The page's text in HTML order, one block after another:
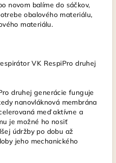
novom balíme do sáčkov,
obalového materiálu,
materiálu.
VK RespiPro druhej
druhej generácie funguje
nanovláknová membrána
meď aktívne a
je možné ho nosiť
údržby po dobu až
jeho mechanického